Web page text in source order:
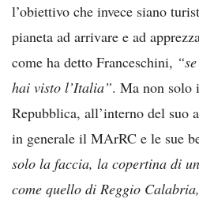
l’obiettivo che invece siano
pianeta ad arrivare e ad
come ha detto Franceschini,
hai visto l’Italia”. Ma non solo
Repubblica, all’interno del suo
in generale il MArRC e le sue
solo la faccia, la copertina di
come quello di Reggio